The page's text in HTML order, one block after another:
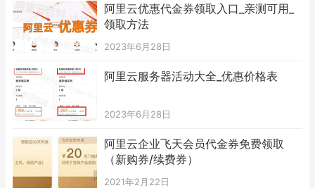
阿里云优惠代金券领取入口_亲测可用_
领取方法
2023年6月28日
阿里云服务器活动大全_优惠价格表
2023年6月28日
阿里云企业飞天会员代金券免费领取
（新购券/续费券）
2021年2月22日